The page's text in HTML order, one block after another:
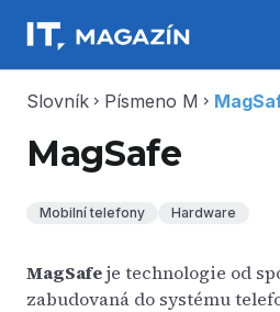
Slovník chevron_right Písmeno M chevron_right
MagSafe
Mobilní telefony Hardware
MagSafeje technologie od
zabudovaná do systému